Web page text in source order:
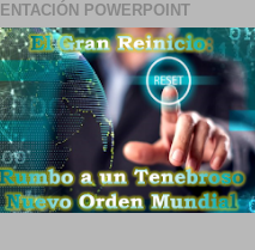
POWERPOINT